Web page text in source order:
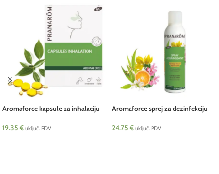
Aromaforce kapsule za inhalaciju
19.35 € uključ. PDV
Aromaforce sprej za dezinfekciju
Pranarom
24.75 € uključ. PDV